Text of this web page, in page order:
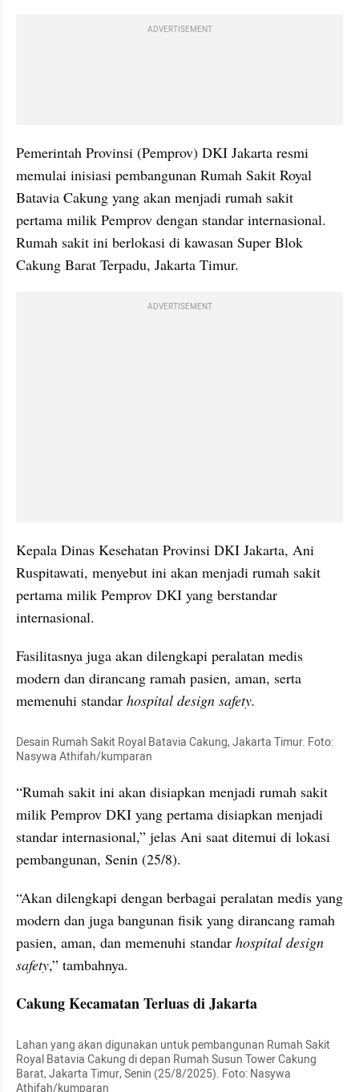
ADVERTISEMENT
Pemerintah Provinsi (Pemprov) DKI Jakarta resmi
memulai inisiasi pembangunan Rumah Sakit Royal
Batavia Cakung yang akan menjadi rumah sakit
pertama milik Pemprov dengan standar internasional.
Rumah sakit ini berlokasi di kawasan Super Blok
Cakung Barat Terpadu, Jakarta Timur.
ADVERTISEMENT
Kepala Dinas Kesehatan Provinsi DKI Jakarta, Ani
Ruspitawati, menyebut ini akan menjadi rumah sakit
pertama milik Pemprov DKI yang berstandar
internasional.
Fasilitasnya juga akan dilengkapi peralatan medis
modern dan dirancang ramah pasien, aman, serta
memenuhi standar hospital design safety.
Desain Rumah Sakit Royal Batavia Cakung, Jakarta Timur. Foto:
Nasywa Athifah/kumparan
“Rumah sakit ini akan disiapkan menjadi rumah sakit
milik Pemprov DKI yang pertama disiapkan menjadi
standar internasional,” jelas Ani saat ditemui di lokasi
pembangunan, Senin (25/8).
“Akan dilengkapi dengan berbagai peralatan medis yang
modern dan juga bangunan fisik yang dirancang ramah
pasien, aman, dan memenuhi standar hospital design
safety,” tambahnya.
Cakung Kecamatan Terluas di Jakarta
Lahan yang akan digunakan untuk pembangunan Rumah Sakit
Royal Batavia Cakung di depan Rumah Susun Tower Cakung
Barat, Jakarta Timur, Senin (25/8/2025). Foto: Nasywa
Athifah/kumparan